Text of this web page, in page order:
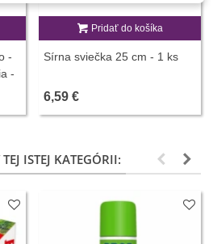
-
-
Pridať do košíka
Sírna sviečka 25 cm - 1 ks
6,59 €
ISTEJ KATEGÓRII: